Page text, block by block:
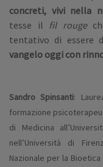
concreti, vivi nella
tesse il fil rouge
tentativo di essere
vangelo oggi con
Sandro Spinsanti:
formazione
di Medicina
nell’Università di
Nazionale per la